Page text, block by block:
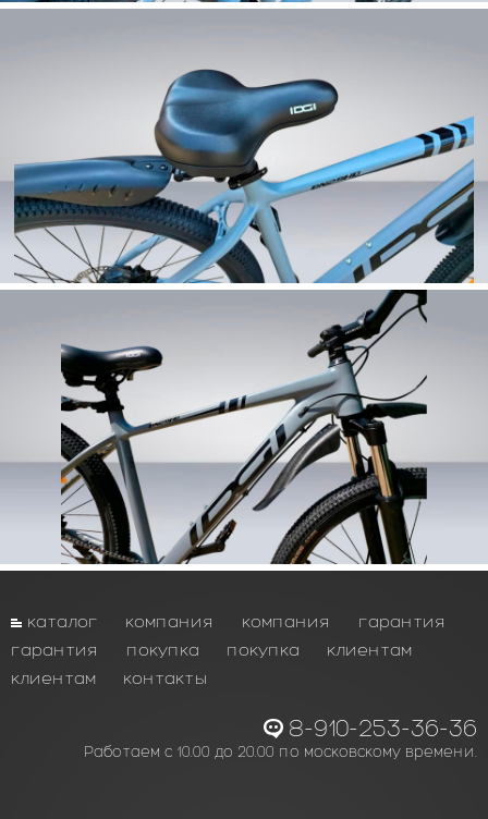
каталог компания компания
гарантия
гарантия
покупка покупка
клиентам
клиентам
контакты
8-910-253-36-36
Работаем с 10.00 до 20.00 по московскому времени.